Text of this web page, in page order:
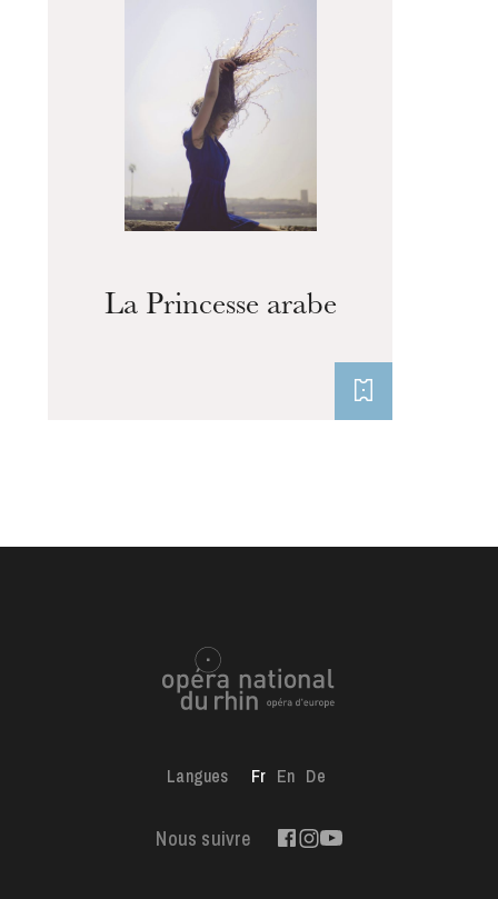
Strasbourg
mercredi 19 août 2026
La Princesse arabe
Langues Fr En De
Nous suivre